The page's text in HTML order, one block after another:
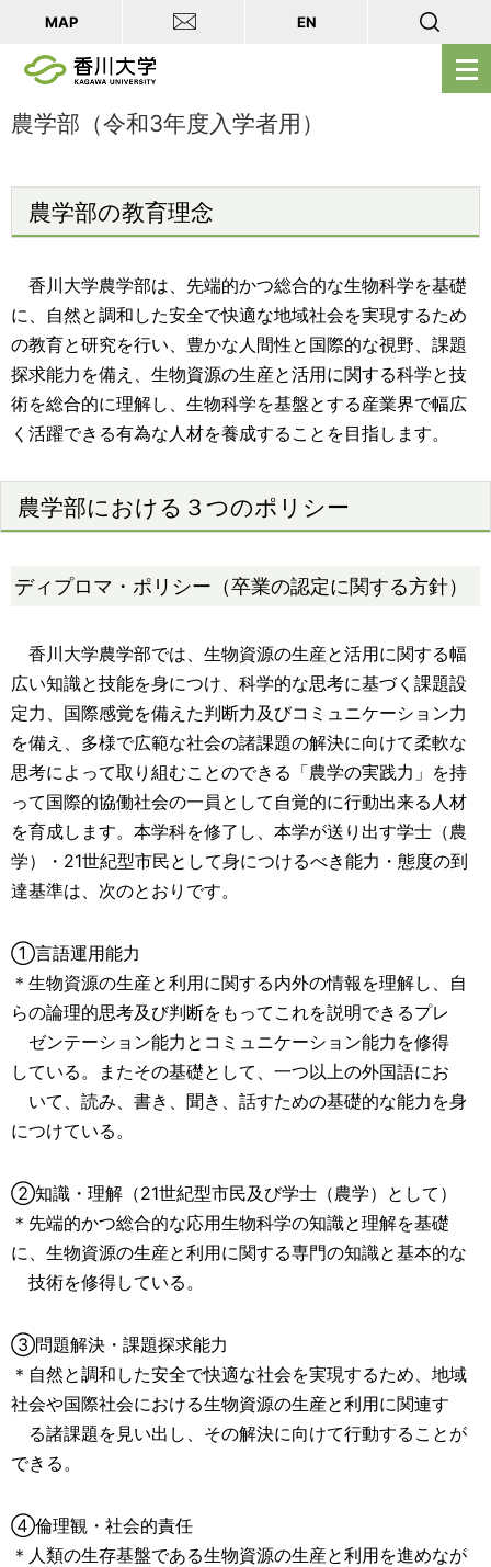
メ
ニ
く
MAP EN
農学部（令和3年度入学者用）
農学部の教育理念
香川大学農学部は、先端的かつ総合的な生物科学を基礎
に、自然と調和した安全で快適な地域社会を実現するため
の教育と研究を行い、豊かな人間性と国際的な視野、課題
探求能力を備え、生物資源の生産と活用に関する科学と技
術を総合的に理解し、生物科学を基盤とする産業界で幅広
く活躍できる有為な人材を養成することを目指します。
農学部における３つのポリシー
ディプロマ・ポリシー（卒業の認定に関する方針）
香川大学農学部では、生物資源の生産と活用に関する幅
広い知識と技能を身につけ、科学的な思考に基づく課題設
定力、国際感覚を備えた判断力及びコミュニケーション力
を備え、多様で広範な社会の諸課題の解決に向けて柔軟な
思考によって取り組むことのできる「農学の実践力」を持
って国際的協働社会の一員として自覚的に行動出来る人材
を育成します。本学科を修了し、本学が送り出す学士（農
学）・21世紀型市民として身につけるべき能力・態度の到
達基準は、次のとおりです。
①言語運用能力
＊生物資源の生産と利用に関する内外の情報を理解し、自
らの論理的思考及び判断をもってこれを説明できるプレ
ゼンテーション能力とコミュニケーション能力を修得
している。またその基礎として、一つ以上の外国語にお
いて、読み、書き、聞き、話すための基礎的な能力を身
につけている。
②知識・理解（21世紀型市民及び学士（農学）として）
＊先端的かつ総合的な応用生物科学の知識と理解を基礎
に、生物資源の生産と利用に関する専門の知識と基本的な
技術を修得している。
③問題解決・課題探求能力
＊自然と調和した安全で快適な社会を実現するため、地域
社会や国際社会における生物資源の生産と利用に関連す
る諸課題を見い出し、その解決に向けて行動することが
できる。
④倫理観・社会的責任
＊人類の生存基盤である生物資源の生産と利用を進めなが